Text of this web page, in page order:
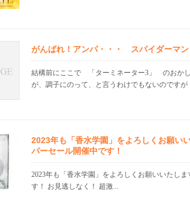
がんばれ！アンパ・・・ スパイダーマン
結構前にここで 「ターミネーター3」 のおか
が、調子にのって、と言うわけでもないのですが
2023年も「香水学園」をよろしくお願
パーセール開催中です！
2023年も「香水学園」をよろしくお願いいたし
す！ お見逃しなく！ 超激...